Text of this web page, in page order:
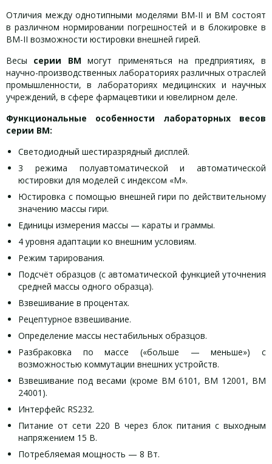
Отличия между однотипными моделями ВМ-II и ВМ состоят
в различном нормировании погрешностей и в блокировке в
ВМ-II возможности юстировки внешней гирей.
Весы серии ВМ могут применяться на предприятиях, в
научно-производственных лабораториях различных отраслей
промышленности, в лабораториях медицинских и научных
учреждений, в сфере фармацевтики и ювелирном деле.
Функциональные особенности
лабораторных весов
серии ВМ:
Светодиодный шестиразрядный дисплей.
3 режима полуавтоматической и автоматической
юстировки для моделей с индексом «М».
Юстировка с помощью внешней гири по действительному
значению массы гири.
Единицы измерения массы — караты и граммы.
4 уровня адаптации ко внешним условиям.
Режим тарирования.
Подсчёт образцов (с автоматической функцией уточнения
средней массы одного образца).
Взвешивание в процентах.
Рецептурное взвешивание.
Определение массы нестабильных образцов.
Разбраковка по массе («больше — меньше») с
возможностью коммутации внешних устройств.
Взвешивание под весами (кроме ВМ 6101, ВМ 12001, ВМ
24001).
Интерфейс RS232.
Питание от сети 220 В через блок питания с выходным
напряжением 15 В.
Потребляемая мощность — 8 Вт.